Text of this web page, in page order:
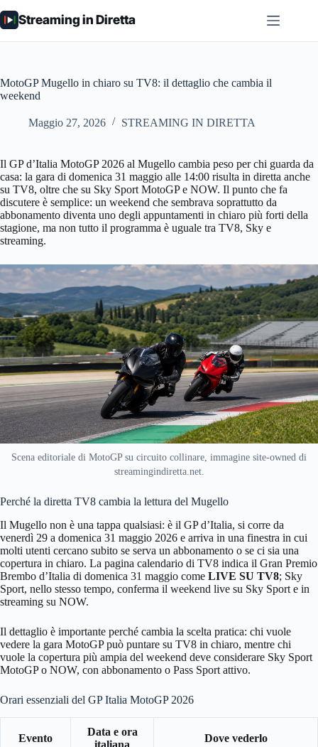
al
contenuto
Streaming in Diretta
MotoGP Mugello in chiaro su TV8: il dettaglio che cambia il
weekend
Maggio 27, 2026 STREAMING IN DIRETTA
Il GP d’Italia MotoGP 2026 al Mugello cambia peso per chi guarda da
casa: la gara di domenica 31 maggio alle 14:00 risulta in diretta anche
su TV8, oltre che su Sky Sport MotoGP e NOW. Il punto che fa
discutere è semplice: un weekend che sembrava soprattutto da
abbonamento diventa uno degli appuntamenti in chiaro più forti della
stagione, ma non tutto il programma è uguale tra TV8, Sky e
streaming.
Scena editoriale di MotoGP su circuito collinare, immagine site-owned di
streamingindiretta.net.
Perché la diretta TV8 cambia la lettura del Mugello
Il Mugello non è una tappa qualsiasi: è il GP d’Italia, si corre da
venerdì 29 a domenica 31 maggio 2026 e arriva in una finestra in cui
molti utenti cercano subito se serva un abbonamento o se ci sia una
copertura in chiaro. La pagina calendario di TV8 indica il Gran Premio
Brembo d’Italia di domenica 31 maggio come LIVE SU TV8; Sky
Sport, nello stesso tempo, conferma il weekend live su Sky Sport e in
streaming su NOW.
Il dettaglio è importante perché cambia la scelta pratica: chi vuole
vedere la gara MotoGP può puntare su TV8 in chiaro, mentre chi
vuole la copertura più ampia del weekend deve considerare Sky Sport
MotoGP o NOW, con abbonamento o Pass Sport attivo.
Orari essenziali del GP Italia MotoGP 2026
Evento
Data e ora
italiana
Dove vederlo